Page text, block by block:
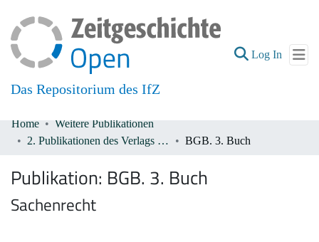
Das Repositorium des IfZ
Log In (current)
Communities & Collections
Home
Weitere Publikationen
2. Publikationen des Verlags De Gruyter 1933-1945
BGB. 3. Buch
Publikation: BGB. 3. Buch
Sachenrecht